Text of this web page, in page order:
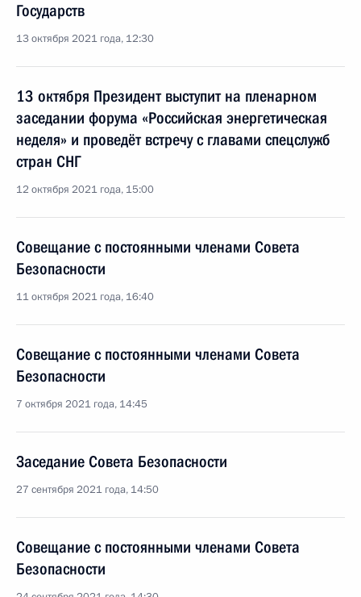
Государств
13 октября 2021 года, 12:30
13 октября Президент выступит на пленарном
заседании форума «Российская энергетическая
неделя» и проведёт встречу с главами спецслужб
стран СНГ
12 октября 2021 года, 15:00
Совещание с постоянными членами Совета
Безопасности
11 октября 2021 года, 16:40
Совещание с постоянными членами Совета
Безопасности
7 октября 2021 года, 14:45
Заседание Совета Безопасности
27 сентября 2021 года, 14:50
Совещание с постоянными членами Совета
Безопасности